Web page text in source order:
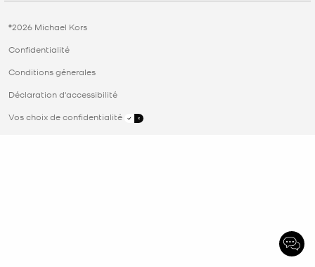
©2026 Michael Kors
Confidentialité
Conditions génerales
Déclaration d'accessibilité
Vos choix de confidentialité